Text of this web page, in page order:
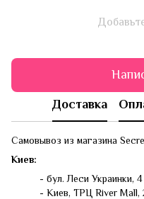
Доставка
Самовывоз из магазина
Киев:
- бул. Леси Украинки, 4
- Киев, ТРЦ River Mall,